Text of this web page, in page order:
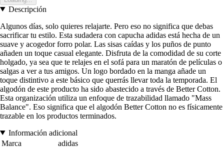
Descripción
Algunos días, solo quieres relajarte. Pero eso no significa que debas
sacrificar tu estilo. Esta sudadera con capucha adidas está hecha de un
suave y acogedor forro polar. Las sisas caídas y los puños de punto
añaden un toque casual elegante. Disfruta de la comodidad de su corte
holgado, ya sea que te relajes en el sofá para un maratón de películas o
salgas a ver a tus amigos. Un logo bordado en la manga añade un
toque distintivo a este básico que querrás llevar toda la temporada. El
algodón de este producto ha sido abastecido a través de Better Cotton.
Esta organización utiliza un enfoque de trazabilidad llamado "Mass
Balance". Eso significa que el algodón Better Cotton no es físicamente
trazable en los productos terminados.
Información adicional
Marca
adidas